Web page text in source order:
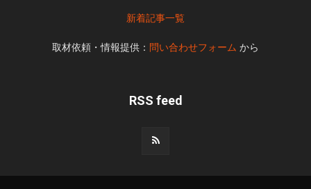
新着記事一覧
取材依頼・情報提供： 問い合わせフォーム から
RSS feed